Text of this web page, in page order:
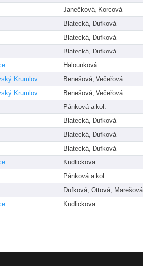
Janečková, Korcová
Blatecká, Dufková
Blatecká, Dufková
Blatecká, Dufková
Halounková
Krumlov
Benešová, Večeřová
Krumlov
Benešová, Večeřová
Pánková a kol.
Blatecká, Dufková
Blatecká, Dufková
Blatecká, Dufková
Kudlickova
Pánková a kol.
Dufková, Ottová, Marešová
Kudlickova